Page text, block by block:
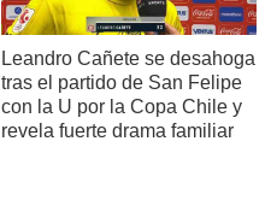
Leandro Cañete se desahoga
tras el partido de San Felipe
con la U por la Copa Chile y
revela fuerte drama familiar